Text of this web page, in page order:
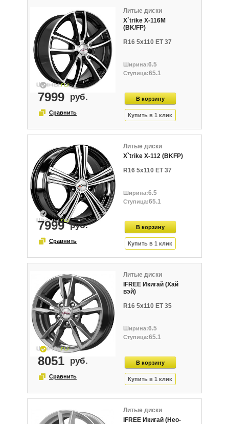
Литые диски
X`trike X-116M
(BK/FP)
R16 5x110 ET 37
6.5
65.1
7999
Литые диски
X`trike X-112 (BKFP)
R16 5x110 ET 37
6.5
65.1
7999
Литые диски
IFREE Икигай (Хай
вэй)
R16 5x110 ET 35
6.5
65.1
8051
Литые диски
IFREE Икигай (Нео-